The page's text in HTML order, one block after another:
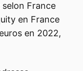
France
en France
en 2022,